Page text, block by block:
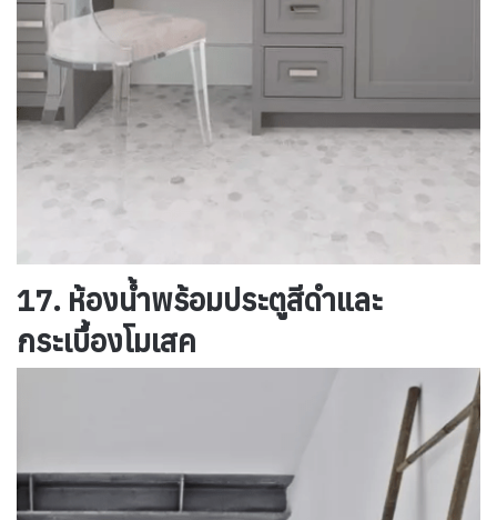
17. ห้องน้ำพร้อมประตูสีดำและ
กระเบื้องโมเสค